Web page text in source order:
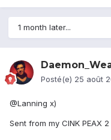
1 month later...
Posté(e) 25 août
@Lanning x)
Sent from my CINK PEAX